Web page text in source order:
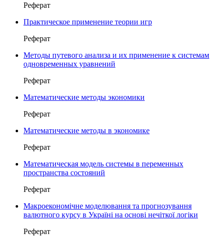
Реферат
Практическое применение теории игр
Реферат
Методы путевого анализа и их применение к системам
одновременных уравнений
Реферат
Математические методы экономики
Реферат
Математические методы в экономике
Реферат
Математическая модель системы в переменных
пространства состояний
Реферат
Макроекономічне моделювання та прогнозування
валютного курсу в Україні на основі нечіткої логіки
Реферат